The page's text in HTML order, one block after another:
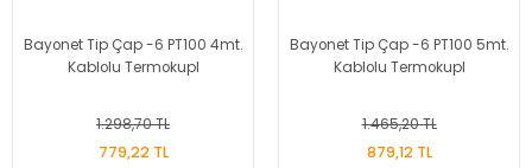
Bayonet Tip Çap -6 PT100 4mt.
Kablolu Termokupl
1.298,70 TL
779,22 TL
Bayonet Tip Çap -6 PT100 5mt.
Kablolu Termokupl
1.465,20 TL
879,12 TL